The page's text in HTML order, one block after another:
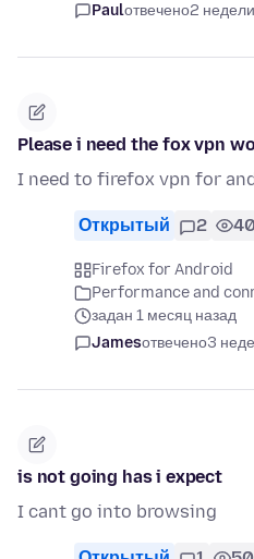
Paulотвечено2
Please i need the fox vpn
I need to firefox vpn for
Открытый 2
Firefox for Android
Performance and
задан 1 месяц назад
Jamesотвечено3
is not going has i expect
I cant go into browsing